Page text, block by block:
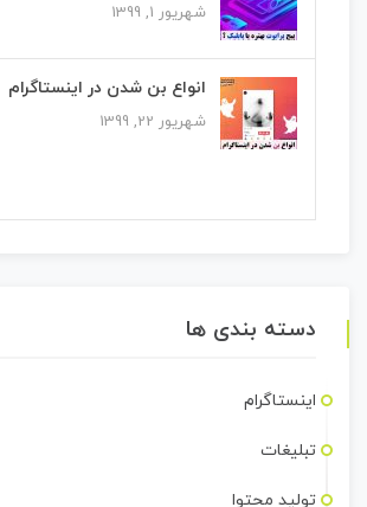
شهریور 1, 1399
انواع بن شدن در اینستاگرام
شهریور 22, 1399
دسته بندی ها
اینستاگرام
تبلیغات
تولید محتوا